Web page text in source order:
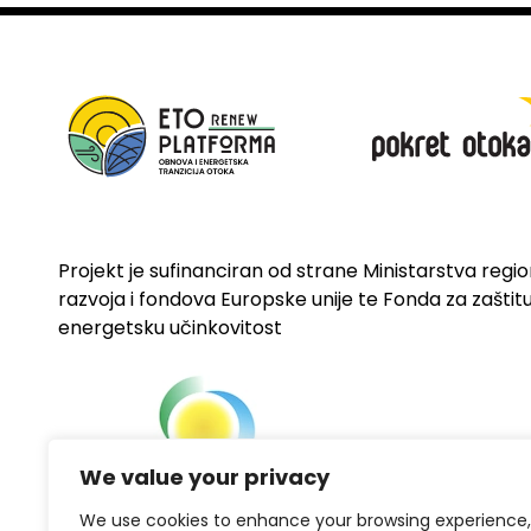
We value your privacy
We use cookies to enhance your browsing experience,
Projekt je sufinanciran od strane Ministarstva
razvoja i fondova Europske unije te Fonda za
energetsku učinkovitost